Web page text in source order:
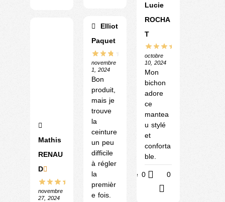
Mathis
RENAU
D
novembre
27, 2024
Elliot
Paquet
novembre
1, 2024
Bon
produit,
mais je
trouve
la
ceinture
un peu
difficile
à régler
la
premièr
e fois.
Lucie
ROCHA
T
octobre
10, 2024
Mon
bichon
adore
ce
mantea
u stylé
et
conforta
ble.
Utile 0 0